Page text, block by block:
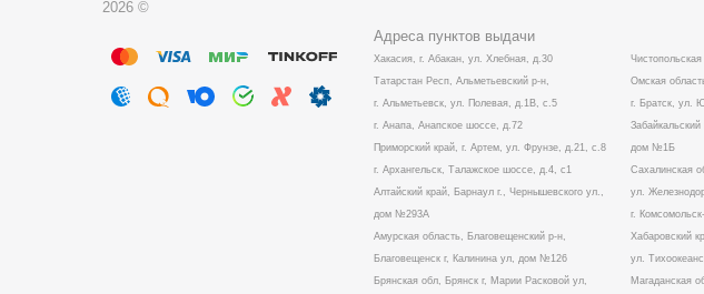
2026 ©
Адреса пунктов выдачи
Хакасия, г. Абакан, ул. Хлебная, д.30
Татарстан Респ, Альметьевский р-н,
г. Альметьевск, ул. Полевая, д.1В, с.5
г. Анапа, Анапское шоссе, д.72
Приморский край, г. Артем, ул. Фрунзе, д.21, с.8
г. Архангельск, Талажское шоссе, д.4, с1
Алтайский край, Барнаул г., Чернышевского ул.,
дом №293А
Амурская область, Благовещенский р-н,
Благовещенск г, Калинина ул, дом №126
Брянская обл, Брянск г, Марии Расковой ул,
Омская
г. Братск, ул.
дом №1Б
Сахалинская
ул.
г.
Хабаровский
ул.
Магаданская